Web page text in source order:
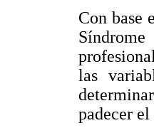
Con base
las
padecer